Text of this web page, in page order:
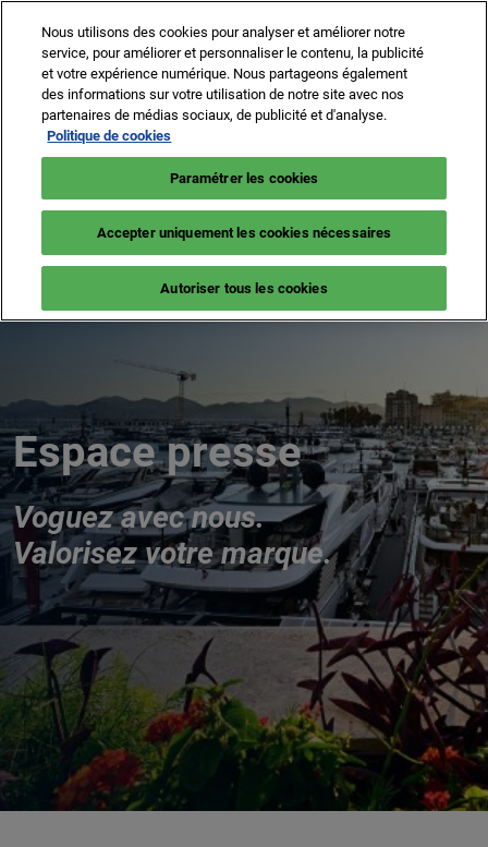
contenu
8 -13 sept. 2026
Cannes – Vieux Port & Port Canto
NEWSLETTER BILLETTERIE
Espace presse
Voguez avec nous.
Valorisez votre marque.
Nous utilisons des cookies pour analyser et améliorer notre
service, pour améliorer et personnaliser le contenu, la publicité
et votre expérience numérique. Nous partageons également
des informations sur votre utilisation de notre site avec nos
partenaires de médias sociaux, de publicité et d'analyse.
Politique de cookies
Paramétrer les cookies
Accepter uniquement les cookies nécessaires
Autoriser tous les cookies